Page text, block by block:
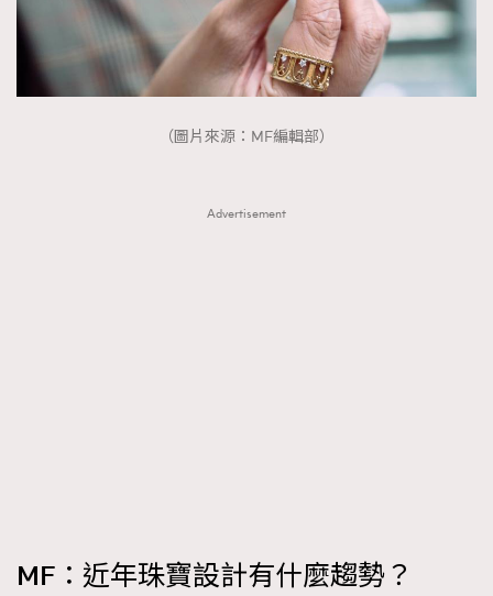
（圖片來源：MF編輯部）
Advertisement
MF：近年珠寶設計有什麼趨勢？